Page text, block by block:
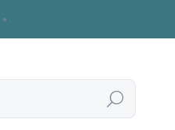
Hledat